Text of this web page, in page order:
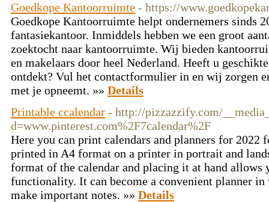
Goedkope Kantoorruimte - https://
Goedkope Kantoorruimte helpt ondernemers sinds
fantasiekantoor. Inmiddels hebben we een groot
zoektocht naar kantoorruimte. Wij bieden
en makelaars door heel Nederland. Heeft u
ontdekt? Vul het contactformulier in en wij zorgen
met je opneemt. »» Details
Printable ccalendar - http://pizzazzify.com/
d=www.pinterest.com%2F7calendar%2F
Here you can print calendars and planners for 2022
printed in A4 format on a printer in portrait and
format of the calendar and placing it at hand
functionality. It can become a convenient planner in
make important notes. »» Details